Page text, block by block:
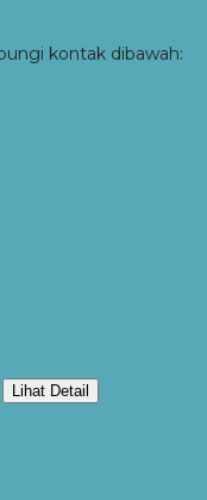
kontak dibawah:
Lihat Detail